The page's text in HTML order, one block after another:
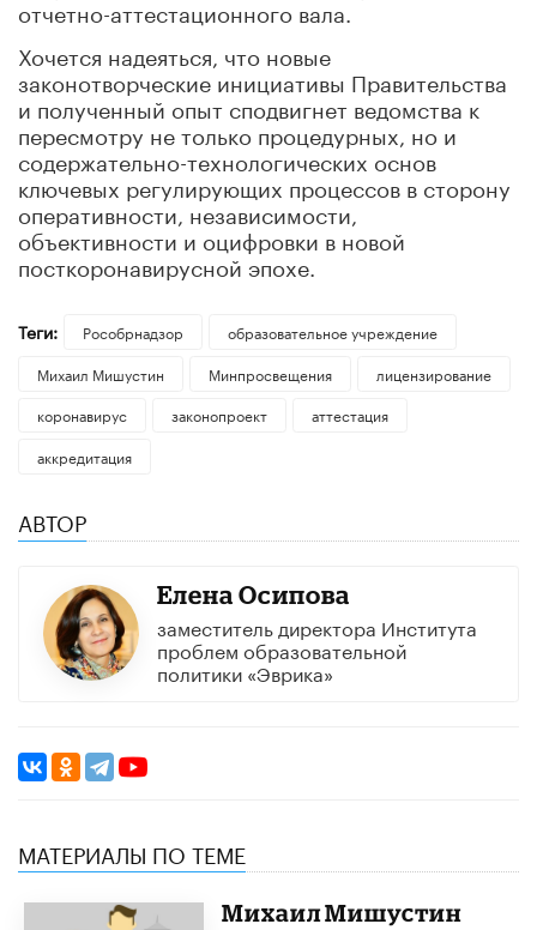
отчетно-аттестационного вала.
Хочется надеяться, что новые
законотворческие инициативы Правительства
и полученный опыт сподвигнет ведомства к
пересмотру не только процедурных, но и
содержательно-технологических основ
ключевых регулирующих процессов в сторону
оперативности, независимости,
объективности и оцифровки в новой
посткоронавирусной эпохе.
Теги: Рособрнадзор
образовательное учреждение
Михаил Мишустин
Минпросвещения
лицензирование
коронавирус
законопроект
аттестация
аккредитация
АВТОР
Елена Осипова
заместитель директора Института
проблем образовательной
политики «Эврика»
МАТЕРИАЛЫ ПО ТЕМЕ
Михаил Мишустин